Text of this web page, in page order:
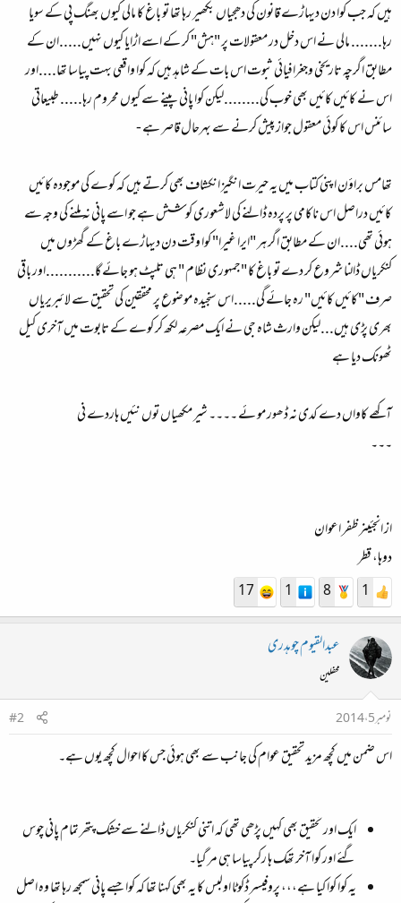
ہیں کہ جب کوا دن دیہاڑے قانون کی دھجیاں بکھیر رہا تھا تو باغ کا مالی کیوں بھنگ پی کے سویا
رہا....... مالی نے اس دخل در معقولات پر "ہش" کر کے اسے اڑایا کیوں نہیں.....ان کے
مطابق اگرچہ تاریخی وجغرافیائی ثبوت اس بات کے شاہد ہیں کہ کوا واقعی بہت پیاسا تھا....اور
اس نے کائیں کائیں بھی خوب کی........لیکن کوا پانی پینے سے کیوں محروم رہا..... طبیعاتی
سائنس اس کا کوئی معقول جواز پیش کرنے سے بہرحال قاصر ہے -
تھامس براؤن اپنی کتاب میں یہ حیرت انگیز انکشاف بھی کرتے ہیں کہ کوے کی موجودہ کائیں
کائیں دراصل اس ناکامی پر پردہ ڈالنے کی لاشعوری کوشش ہے جو اسے پانی نہ ملنے کی وجہ سے
ہوئی تھی....ان کے مطابق اگر ہر "ایرا غیرا" کوا وقت دن دیہاڑے باغ کے گھڑوں میں
کنکریاں ڈالنا شروع کر دے تو باغ کا "جمہوری نظام " ہی تلپٹ ہو جائے گا...........اور باقی
صرف "کائیں کائیں" رہ جائے گی.....اس سنجیدہ موضوع پر محققین کی تحقیق سے لائبریریاں
بھری پڑی ہیں...لیکن وارث شاہ جی نے ایک مصرعہ لکھ کر کوے کے تابوت میں آخری کیل
ٹھونک دیا ہے
آکھے کاواں دے کدی نہ ڈھور مو ئے ۔۔۔۔ شیر مکھیاں توں نئیں ہاردے نی
۔۔۔
از انجئینر ظفر اعوان
دوہا، قطر
1
8
1
17
عبدالقیوم چوہدری
محفلین
نومبر 5، 2014
#2
اس ضمن میں کچھ مزید تحقیق عوام کی جانب سے بھی ہوئی جس کا احوال کچھ یوں ہے۔
ایک اور تحقیق بھی کہیں پڑھی تھی کہ اتنی کنکریاں ڈالنے سے خشک پتھر تمام پانی چوس
گئے اور کوا آخر تھک ہا رکر پیاسا ہی مر گیا۔
یہ کوا کوا کیا ہے،،، پروفیسر ڈکوٹا اولبس کا یہ بھی کہنا تھا کہ کوا جسے پانی سمجھ رہا تھا وہ اصل